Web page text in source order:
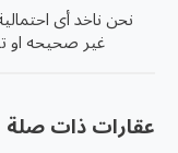
نحن ناخد أى
غير صحيحه او
عقارات ذات صلة